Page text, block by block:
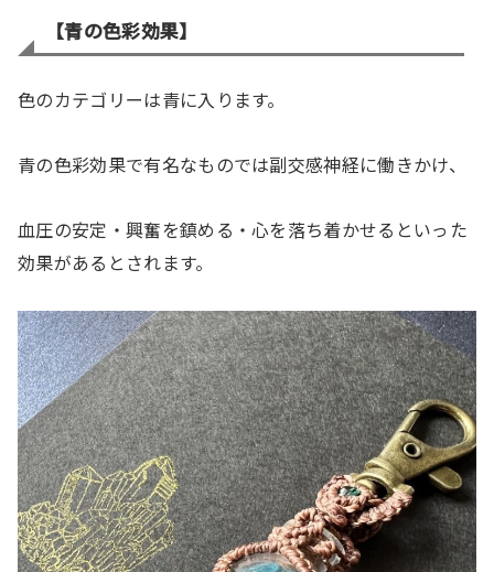
【青の色彩効果】
色のカテゴリーは青に入ります。
青の色彩効果で有名なものでは副交感神経に働きかけ、
血圧の安定・興奮を鎮める・心を落ち着かせるといった
効果があるとされます。